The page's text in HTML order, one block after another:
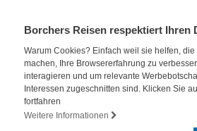
Borchers Reisen respektiert Ihren
Warum Cookies? Einfach weil sie helfen, die
machen, Ihre Browsererfahrung zu
interagieren und um relevante
Interessen zugeschnitten sind. Klicken Sie
fortfahren
Weitere Informationen